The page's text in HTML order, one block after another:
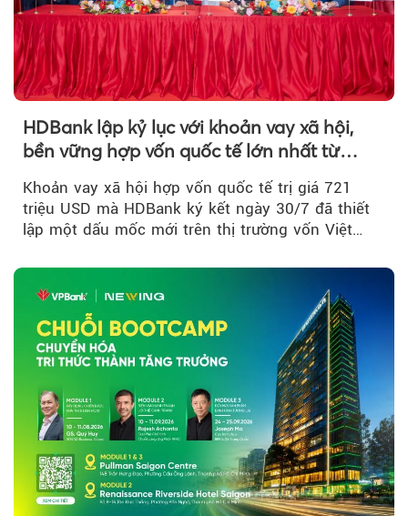
HDBank lập kỷ lục với khoản vay xã hội,
bền vững hợp vốn quốc tế lớn nhất từ
Khoản vay xã hội hợp vốn quốc tế trị giá 721
triệu USD mà HDBank ký kết ngày 30/7 đã thiết
lập một dấu mốc mới trên thị trường vốn Việt